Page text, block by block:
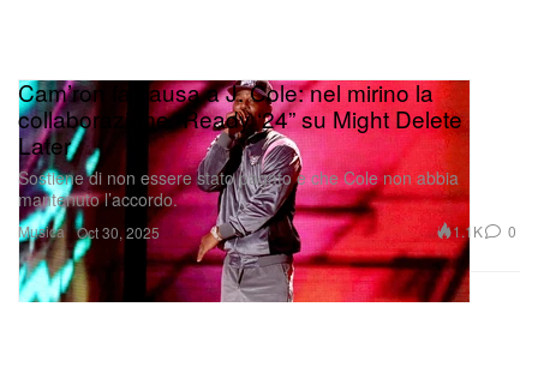
Musica
Cam’ron fa causa a J. Cole: nel mirino la
collaborazione “Ready ‘24” su Might Delete
Later
Sostiene di non essere stato pagato e che Cole non abbia
mantenuto l’accordo.
Oct 30, 2025 1.1K 0